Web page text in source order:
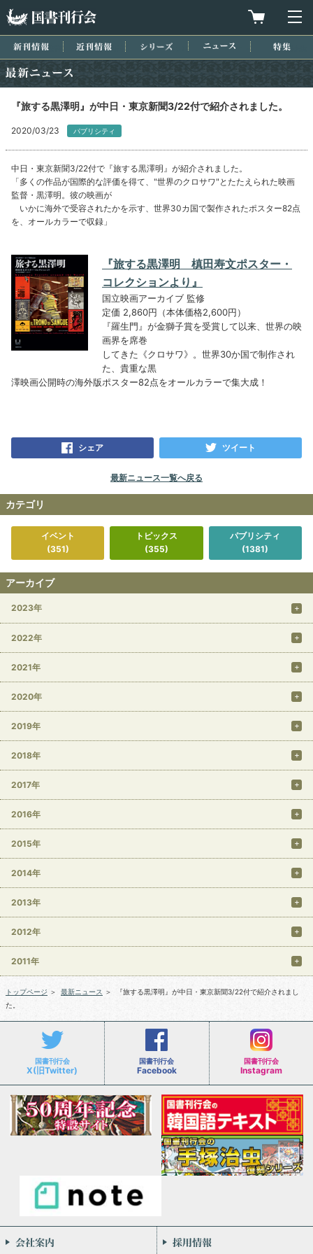
買物カゴを
新刊情報 近刊情報 シリーズ ニュース
『旅する黒澤明』が中日・東京新聞3/22付で紹介されました。
2020/03/23 パブリシティ
中日・東京新聞3/22付で『旅する黒澤明』が紹介されました。
「多くの作品が国際的な評価を得て、"世界のクロサワ"とたたえられた映画
監督・黒澤明。彼の映画が
いかに海外で受容されたかを示す、世界30カ国で製作されたポスター82点
を、オールカラーで収録」
『旅する黒澤明 槙田寿文ポスター・
コレクションより』
国立映画アーカイブ 監修
定価 2,860円（本体価格2,600円）
『羅生門』が金獅子賞を受賞して以来、世界の映
画界を席巻
してきた《クロサワ》。世界30か国で制作され
た、貴重な黒
澤映画公開時の海外版ポスター82点をオールカラーで集大成！
シェア ツイート
最新ニュース一覧へ戻る
カテゴリ
イベント
(351)
トピックス
(355)
パブリシティ
(1381)
アーカイブ
2023年
2022年
2021年
2020年
2019年
2018年
2017年
2016年
2015年
2014年
2013年
2012年
2011年
トップページ ＞ 最新ニュース ＞
『旅する黒澤明』が中日・東京新聞3/22付で紹介されまし
た。
国書刊行会
X(旧Twitter)
国書刊行会
Facebook
国書刊行会
Instagram
会社案内